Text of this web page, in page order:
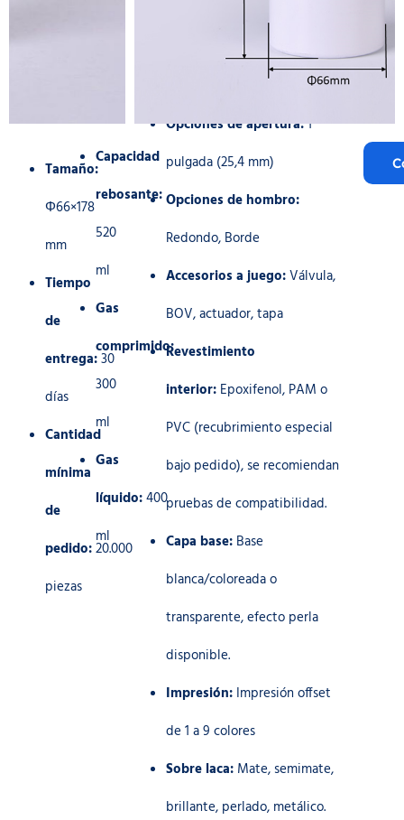
Tamaño:
Φ66×178
mm
Tiempo
de
entrega:30
días
Cantidad
mínima
de
pedido:20.000
piezas
Capacidad
rebosante:
520
ml
Gas
comprimido:
300
ml
Gas
líquido:400
ml
Opciones de apertura:1
pulgada (25,4 mm)
Opciones de hombro:
Redondo, Borde
Accesorios a juego:Válvula,
BOV, actuador, tapa
Revestimiento
interior:Epoxifenol, PAM o
PVC (recubrimiento especial
bajo pedido), se recomiendan
pruebas de compatibilidad.
Capa base:Base
blanca/coloreada o
transparente, efecto perla
disponible.
Impresión:Impresión offset
de 1 a 9 colores
Sobre laca:Mate, semimate,
brillante, perlado, metálico.